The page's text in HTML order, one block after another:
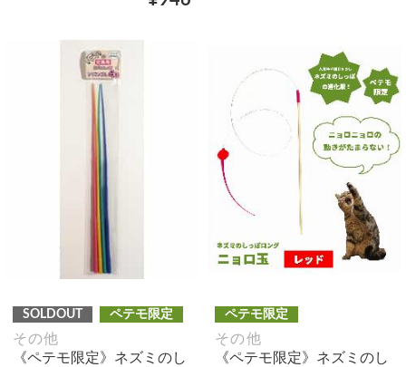
SOLDOUT ペテモ限定
その他
《ペテモ限定》ネズミのし
ペテモ限定
その他
《ペテモ限定》ネズミのし